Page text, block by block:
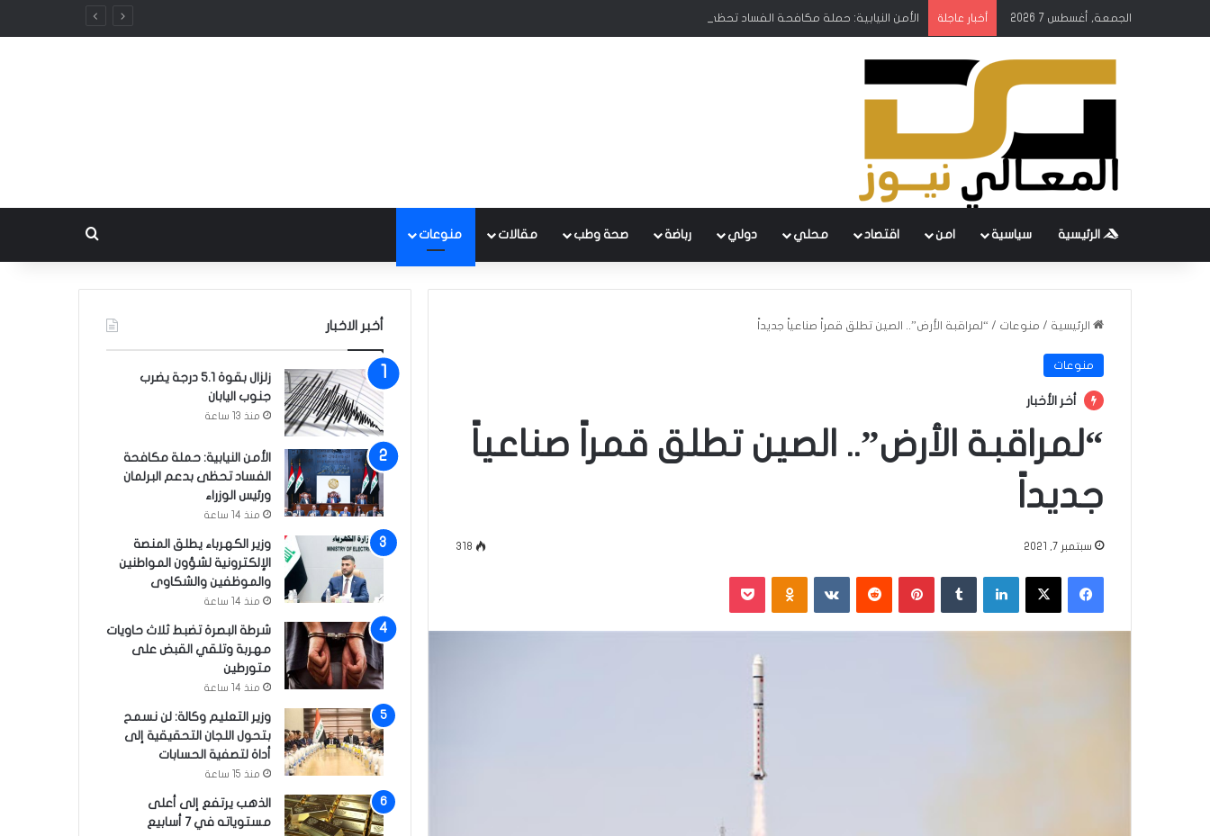
الجمعة, أغسطس 7 2026 أخبار عاجلة الأمن النيابية: حملة مكافحة الفساد تحظى بدعم البرلمان ورئيس الوزراء
الرئيسية سياسية امن اقتصاد محلي دولي رباضة صحة وطب مقالات منوعات
الرئيسية / منوعات / “لمراقبة الأرض”.. الصين تطلق قمراً صناعياً جديداً
منوعات
أخر الأخبار
“لمراقبة الأرض”.. الصين تطلق قمراً صناعياً
جديداً
سبتمبر 7, 2021 318
فيسبوك ‫X لينكدإن بينتيريست ‏VKontakte
أخبر الاخبار
زلزال بقوة 5.1 درجة يضرب
جنوب اليابان
منذ 13 ساعة
الأمن النيابية: حملة مكافحة
الفساد تحظى بدعم البرلمان
ورئيس الوزراء
منذ 14 ساعة
وزير الكهرباء يطلق المنصة
الإلكترونية لشؤون المواطنين
والموظفين والشكاوى
منذ 14 ساعة
شرطة البصرة تضبط ثلاث حاويات
مهربة وتلقي القبض على
متورطين
منذ 14 ساعة
وزير التعليم وكالة: لن نسمح
بتحول اللجان التحقيقية إلى
أداة لتصفية الحسابات
منذ 15 ساعة
الذهب يرتفع إلى أعلى
مستوياته في 7 أسابيع